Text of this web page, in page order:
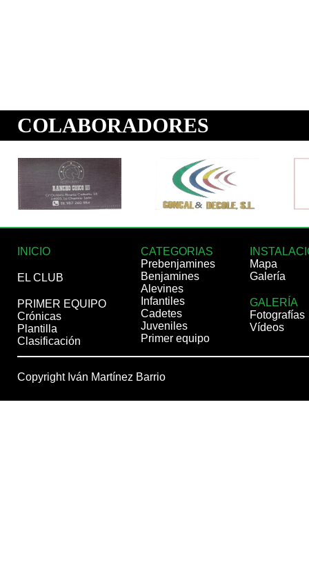
INICIO
EL CLUB
PRIMER EQUIPO
Crónicas
Plantilla
Clasificación
CATEGORIAS
Prebenjamines
Benjamines
Alevines
Infantiles
Cadetes
Juveniles
Primer equipo
Mapa
Galería
GALERÍA
Fotografías
Vídeos
Copyright Iván Martínez Barrio